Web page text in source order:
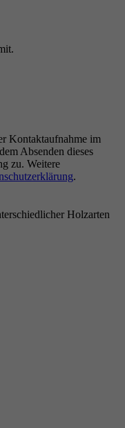
Kontaktaufnahme im
Absenden dieses
zu. Weitere
.